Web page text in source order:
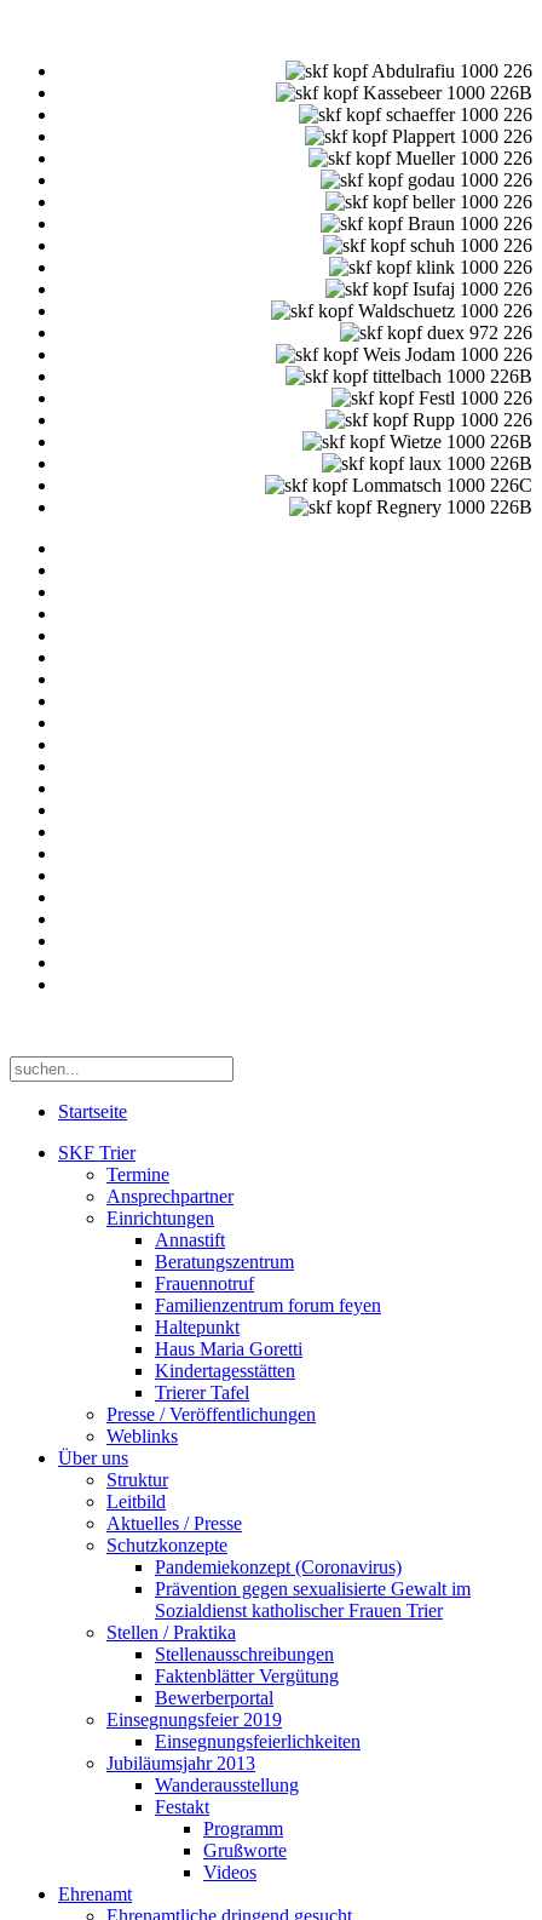
Startseite
SKF Trier
Termine
Ansprechpartner
Einrichtungen
Annastift
Beratungszentrum
Frauennotruf
Familienzentrum forum feyen
Haltepunkt
Haus Maria Goretti
Kindertagesstätten
Trierer Tafel
Presse / Veröffentlichungen
Weblinks
Über uns
Struktur
Leitbild
Aktuelles / Presse
Schutzkonzepte
Pandemiekonzept (Coronavirus)
Prävention gegen sexualisierte Gewalt im
Sozialdienst katholischer Frauen Trier
Stellen / Praktika
Stellenausschreibungen
Faktenblätter Vergütung
Bewerberportal
Einsegnungsfeier 2019
Einsegnungsfeierlichkeiten
Jubiläumsjahr 2013
Wanderausstellung
Festakt
Programm
Grußworte
Videos
Ehrenamt
Ehrenamtliche dringend gesucht